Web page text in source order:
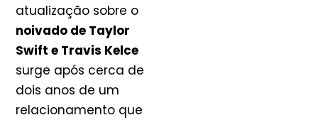
atualização sobre o
noivado de Taylor
Swift e Travis Kelce
surge após cerca de
dois anos de um
relacionamento que